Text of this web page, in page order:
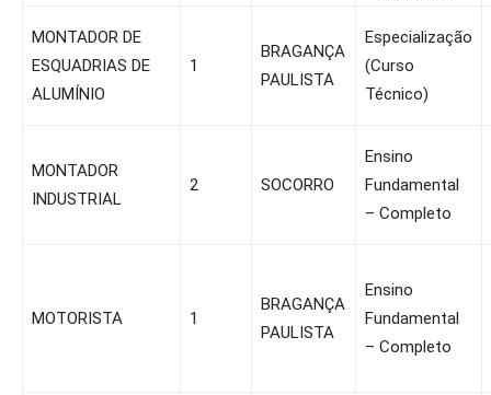
MONTADOR DE
ESQUADRIAS DE
ALUMÍNIO
1
BRAGANÇA
PAULISTA
Especialização
(Curso
Técnico)
MONTADOR
INDUSTRIAL
2 SOCORRO
Ensino
Fundamental
– Completo
MOTORISTA 1
BRAGANÇA
PAULISTA
Ensino
Fundamental
– Completo